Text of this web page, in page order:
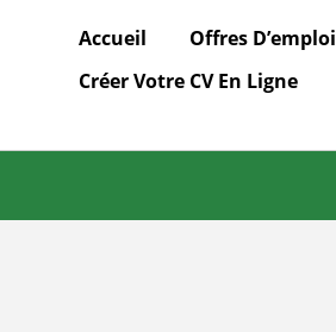
Accueil Offres D’emploi
Créer Votre CV En Ligne